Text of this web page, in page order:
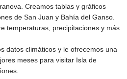
Creamos tablas y gráficos
de San Juan y Bahía del Ganso.
temperaturas, precipitaciones y más.
datos climáticos y le ofrecemos una
meses para visitar Isla de